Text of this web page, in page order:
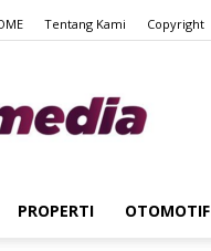
Tentang Kami Copyright
PROPERTI OTOMOTIF